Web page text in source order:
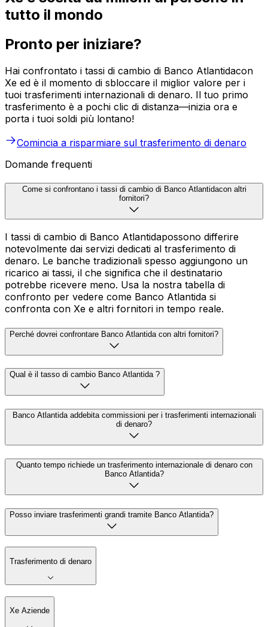
tutto il mondo
Pronto per iniziare?
Hai confrontato i tassi di cambio di Banco Atlantidacon
Xe ed è il momento di sbloccare il miglior valore per i
tuoi trasferimenti internazionali di denaro. Il tuo primo
trasferimento è a pochi clic di distanza—inizia ora e
porta i tuoi soldi più lontano!
Comincia a risparmiare sul trasferimento di denaro
Domande frequenti
Come si confrontano i tassi di cambio di Banco Atlantidacon altri
fornitori?
I tassi di cambio di Banco Atlantidapossono differire
notevolmente dai servizi dedicati al trasferimento di
denaro. Le banche tradizionali spesso aggiungono un
ricarico ai tassi, il che significa che il destinatario
potrebbe ricevere meno. Usa la nostra tabella di
confronto per vedere come Banco Atlantida si
confronta con Xe e altri fornitori in tempo reale.
Perché dovrei confrontare Banco Atlantida con altri fornitori?
Qual è il tasso di cambio Banco Atlantida ?
Banco Atlantida addebita commissioni per i trasferimenti internazionali
di denaro?
Quanto tempo richiede un trasferimento internazionale di denaro con
Banco Atlantida?
Posso inviare trasferimenti grandi tramite Banco Atlantida?
Trasferimento di denaro
Xe Aziende